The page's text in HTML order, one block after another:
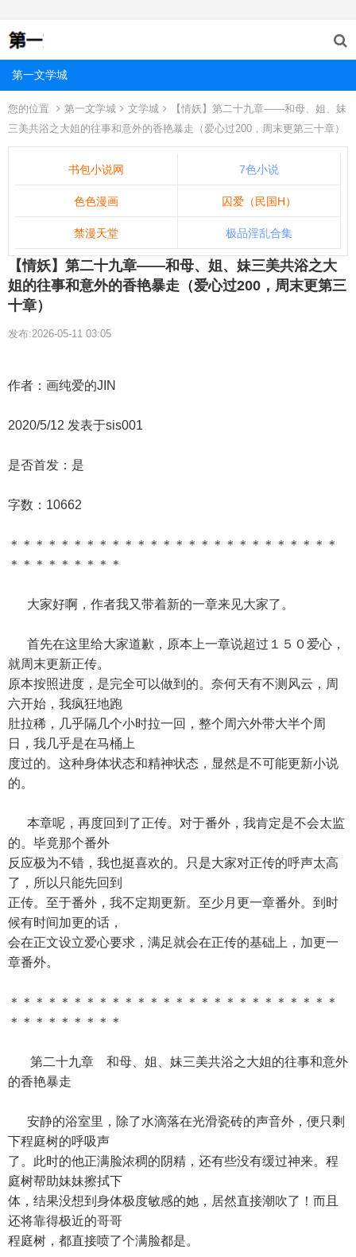
第一文学城
您的位置 第一文学城 文学城
【情妖】第二十九章——和母、姐、妹
三美共浴之大姐的往事和意外的香艳暴走（爱心过200，周末更第三十章）
书包小说网 7色小说
色色漫画 囚爱（民国H）
禁漫天堂 极品淫乱合集
【情妖】第二十九章——和母、姐、妹三美共浴之大
姐的往事和意外的香艳暴走（爱心过200，周末更第三
十章）
发布:2026-05-11 03:05
作者：画纯爱的JIN
2020/5/12 发表于sis001
是否首发：是
字数：10662
＊＊＊＊＊＊＊＊＊＊＊＊＊＊＊＊＊＊＊＊＊＊＊＊＊＊
＊＊＊＊＊＊＊＊＊
大家好啊，作者我又带着新的一章来见大家了。
首先在这里给大家道歉，原本上一章说超过１５０爱心，
就周末更新正传。
原本按照进度，是完全可以做到的。奈何天有不测风云，周
六开始，我疯狂地跑
肚拉稀，几乎隔几个小时拉一回，整个周六外带大半个周
日，我几乎是在马桶上
度过的。这种身体状态和精神状态，显然是不可能更新小说
的。
本章呢，再度回到了正传。对于番外，我肯定是不会太监
的。毕竟那个番外
反应极为不错，我也挺喜欢的。只是大家对正传的呼声太高
了，所以只能先回到
正传。至于番外，我不定期更新。至少月更一章番外。到时
候有时间加更的话，
会在正文设立爱心要求，满足就会在正传的基础上，加更一
章番外。
＊＊＊＊＊＊＊＊＊＊＊＊＊＊＊＊＊＊＊＊＊＊＊＊＊＊
＊＊＊＊＊＊＊＊＊
第二十九章 和母、姐、妹三美共浴之大姐的往事和意外
的香艳暴走
安静的浴室里，除了水滴落在光滑瓷砖的声音外，便只剩
下程庭树的呼吸声
了。此时的他正满脸浓稠的阴精，还有些没有缓过神来。程
庭树帮助妹妹擦拭下
体，结果没想到身体极度敏感的她，居然直接潮吹了！而且
还将靠得极近的哥哥
程庭树，都直接喷了个满脸都是。